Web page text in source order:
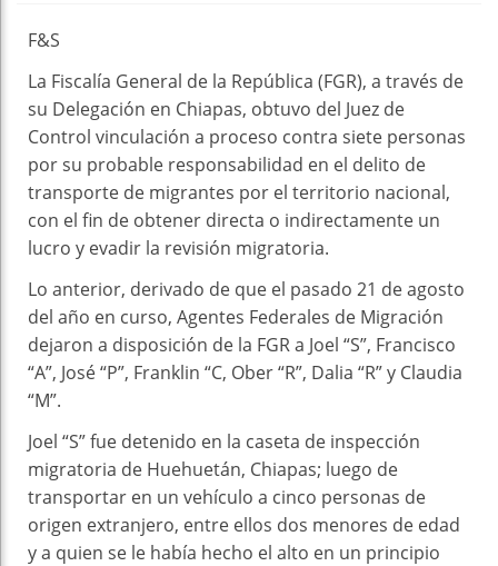
F&S
La Fiscalía General de la República (FGR), a través de
su Delegación en Chiapas, obtuvo del Juez de
Control vinculación a proceso contra siete personas
por su probable responsabilidad en el delito de
transporte de migrantes por el territorio nacional,
con el fin de obtener directa o indirectamente un
lucro y evadir la revisión migratoria.
Lo anterior, derivado de que el pasado 21 de agosto
del año en curso, Agentes Federales de Migración
dejaron a disposición de la FGR a Joel “S”, Francisco
“A”, José “P”, Franklin “C, Ober “R”, Dalia “R” y Claudia
“M”.
Joel “S” fue detenido en la caseta de inspección
migratoria de Huehuetán, Chiapas; luego de
transportar en un vehículo a cinco personas de
origen extranjero, entre ellos dos menores de edad
y a quien se le había hecho el alto en un principio